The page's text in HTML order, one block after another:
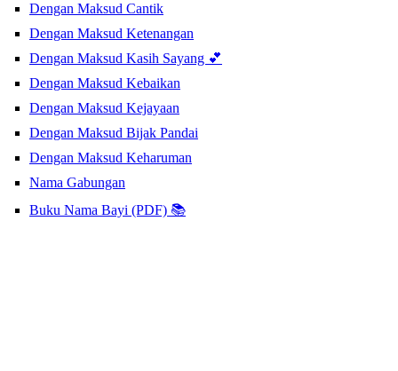
Dengan Maksud Cantik
Dengan Maksud Ketenangan
Dengan Maksud Kasih Sayang 💕
Dengan Maksud Kebaikan
Dengan Maksud Kejayaan
Dengan Maksud Bijak Pandai
Dengan Maksud Keharuman
Nama Gabungan
Buku Nama Bayi (PDF) 📚